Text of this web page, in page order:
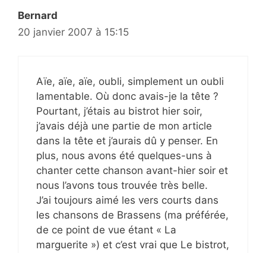
Bernard
20 janvier 2007 à 15:15
Aïe, aïe, aïe, oubli, simplement un oubli
lamentable. Où donc avais-je la tête ?
Pourtant, j’étais au bistrot hier soir,
j’avais déjà une partie de mon article
dans la tête et j’aurais dû y penser. En
plus, nous avons été quelques-uns à
chanter cette chanson avant-hier soir et
nous l’avons tous trouvée très belle.
J’ai toujours aimé les vers courts dans
les chansons de Brassens (ma préférée,
de ce point de vue étant « La
marguerite ») et c’est vrai que Le bistrot,